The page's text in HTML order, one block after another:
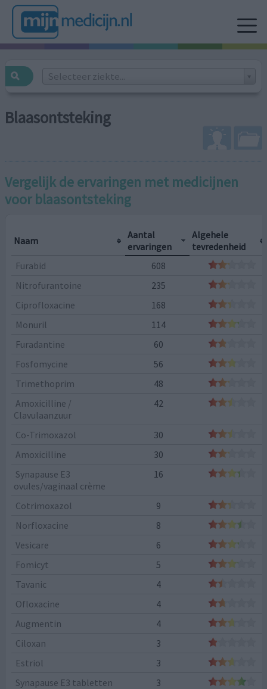
Selecteer ziekte...
Blaasontsteking
Vergelijk de ervaringen met medicijnen
voor blaasontsteking
Naam
Aantal
ervaringen
Algehele
tevredenheid
Furabid
608
Nitrofurantoine
235
Ciprofloxacine
168
Monuril
114
Furadantine
60
Fosfomycine
56
Trimethoprim
48
Amoxicilline /
Clavulaanzuur
42
Co-Trimoxazol
30
Amoxicilline
30
Synapause E3
ovules/vaginaal crème
16
Cotrimoxazol
9
Norfloxacine
8
Vesicare
6
Fomicyt
5
Tavanic
4
Ofloxacine
4
Augmentin
4
Ciloxan
3
Estriol
3
Synapause E3 tabletten
3